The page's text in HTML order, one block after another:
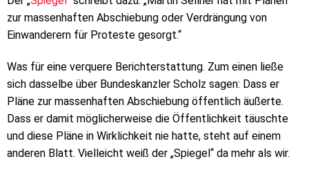
zur massenhaften Abschiebung oder Verdrängung von
Einwanderern für Proteste gesorgt.“
Was für eine verquere Berichterstattung. Zum einen ließe
sich dasselbe über Bundeskanzler Scholz sagen: Dass er
Pläne zur massenhaften Abschiebung öffentlich äußerte.
Dass er damit möglicherweise die Öffentlichkeit täuschte
und diese Pläne in Wirklichkeit nie hatte, steht auf einem
anderen Blatt. Vielleicht weiß der „Spiegel“ da mehr als wir.